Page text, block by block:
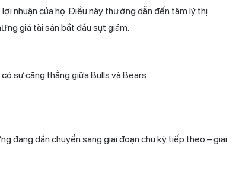
nhuận của họ. Điều này thường dẫn đến tâm lý thị
giá tài sản bắt đầu sụt giảm.
sự căng thẳng giữa Bulls và Bears
đang dần chuyển sang giai đoạn chu kỳ tiếp theo – giai